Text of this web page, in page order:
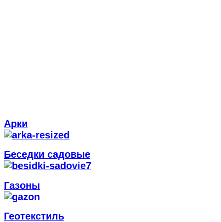
Арки
Беседки садовые
Газоны
Геотекстиль